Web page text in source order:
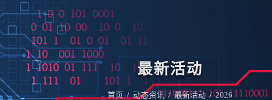
最新活动
首页/动态资讯/最新活动 /2026